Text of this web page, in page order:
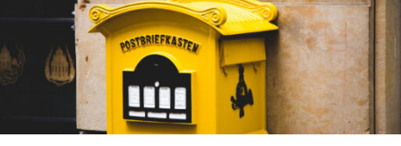
arbeiten
–
Februar
2024"